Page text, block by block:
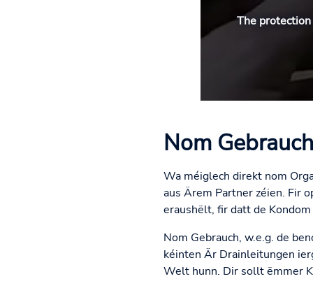
The
Nom Gebrauch
Wa méiglech direkt nom
aus Ärem Partner zéien. Fir
eraushëlt, fir datt de
Nom Gebrauch, w.e.g. de
kéinten Är Drainleitungen
Welt hunn. Dir sollt ëmmer